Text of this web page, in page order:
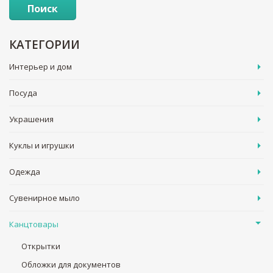
Поиск
КАТЕГОРИИ
Интерьер и дом
Посуда
Украшения
Куклы и игрушки
Одежда
Сувенирное мыло
Канцтовары
Открытки
Обложки для документов